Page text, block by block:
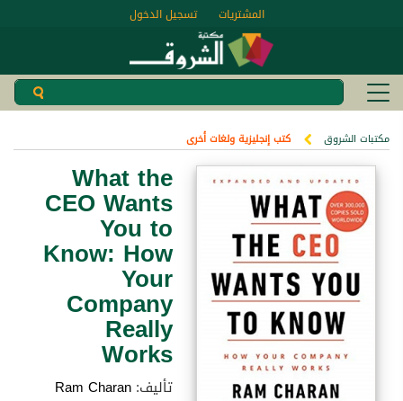
تسجيل الدخول المشتريات
مكتبات الشروق كتب إنجليزية ولغات أخرى
What the
CEO Wants
You to
Know: How
Your
Company
Really
Works
تأليف:Ram Charan